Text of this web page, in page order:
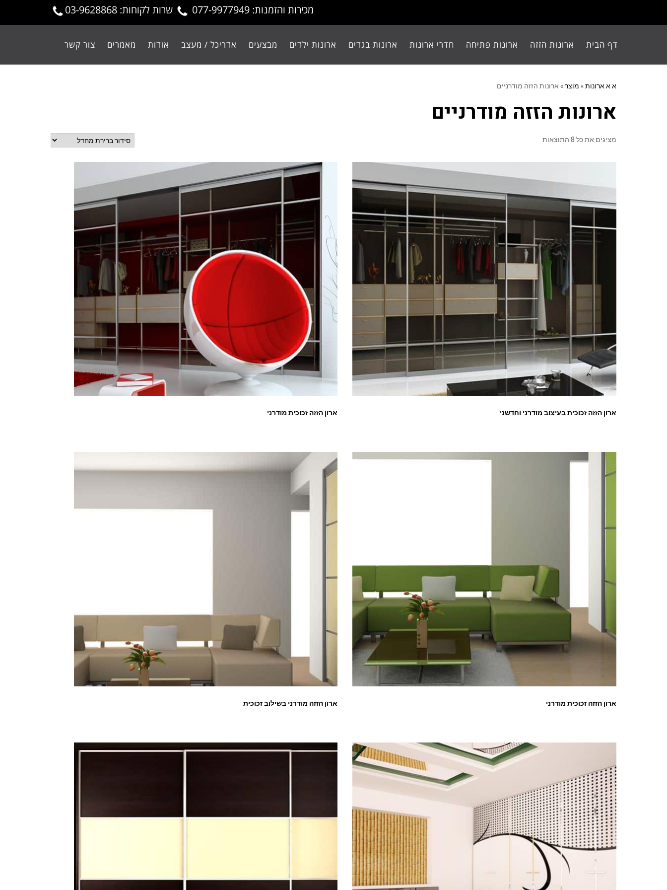
מכירות והזמנות: 077-9977949 שרות לקוחות: 03-9628868
דף הבית ארונות הזזה ארונות פתיחה חדרי ארונות ארונות בגדים ארונות ילדים מבצעים אדריכל / מעצב אודות מאמרים צור קשר
א א ארונות» מוצר»ארונות הזזה מודרניים
ארונות הזזה מודרניים
מציגים את כל ⁦8⁩ התוצאות
ארון הזזה זכוכית בעיצוב מודרני וחדשני ארון הזזה זכוכית מודרני
ארון הזזה זכוכית מודרני ארון הזזה מודרני בשילוב זכוכית